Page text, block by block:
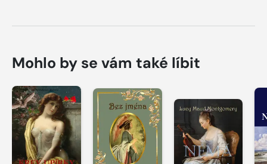
Mohlo by se vám také líbit